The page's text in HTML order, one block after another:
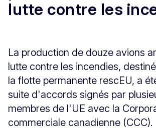
lutte contre les
La production de douze avions
lutte contre les incendies,
la flotte permanente rescEU, a
suite d'accords signés par
membres de l'UE avec la
commerciale canadienne (CCC).